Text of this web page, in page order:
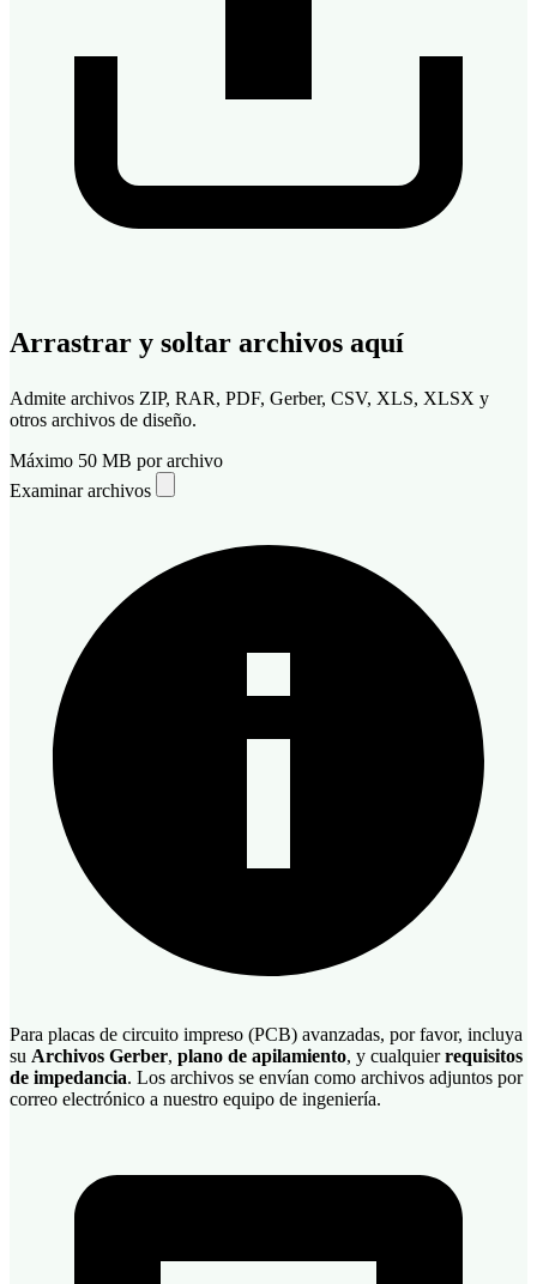
Arrastrar y soltar archivos aquí
Admite archivos ZIP, RAR, PDF, Gerber, CSV, XLS, XLSX y
otros archivos de diseño.
Máximo 50 MB por archivo
Examinar archivos
Para placas de circuito impreso (PCB) avanzadas, por favor, incluya
su Archivos Gerber, plano de apilamiento, y cualquierrequisitos
de impedancia. Los archivos se envían como archivos adjuntos por
correo electrónico a nuestro equipo de ingeniería.